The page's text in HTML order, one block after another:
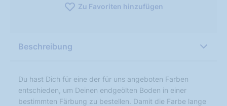
Zu Favoriten hinzufügen
Beschreibung
Du hast Dich für eine der für uns angeboten Farben
entschieden, um Deinen endgeölten Boden in einer
bestimmten Färbung zu bestellen. Damit die Farbe lange